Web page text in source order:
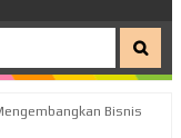
Bisnis